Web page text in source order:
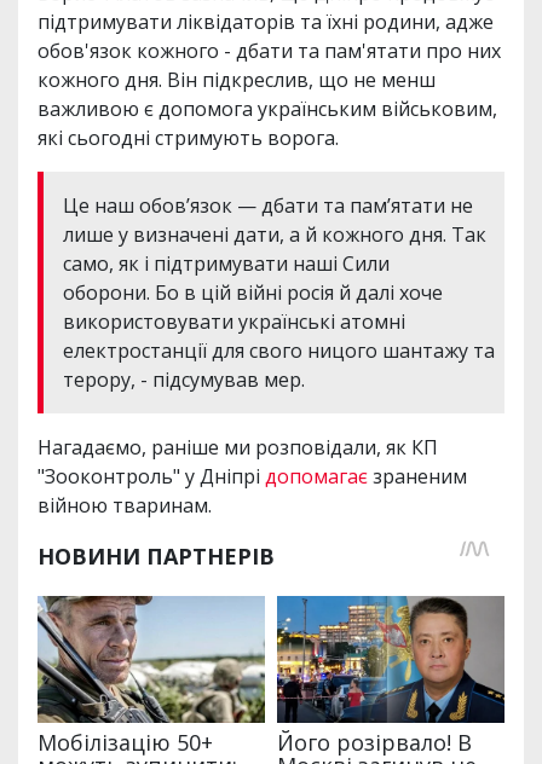
підтримувати ліквідаторів та їхні родини, адже
обов'язок кожного - дбати та пам'ятати про них
кожного дня. Він підкреслив, що не менш
важливою є допомога українським військовим,
які сьогодні стримують ворога.
Це наш обов’язок — дбати та пам’ятати не
лише у визначені дати, а й кожного дня. Так
само, як і підтримувати наші Сили
оборони. Бо в цій війні росія й далі хоче
використовувати українські атомні
електростанції для свого ницого шантажу та
терору, - підсумував мер.
Нагадаємо, раніше ми розповідали, як КП
"Зооконтроль" у Дніпрі допомагаєзраненим
війною тваринам.